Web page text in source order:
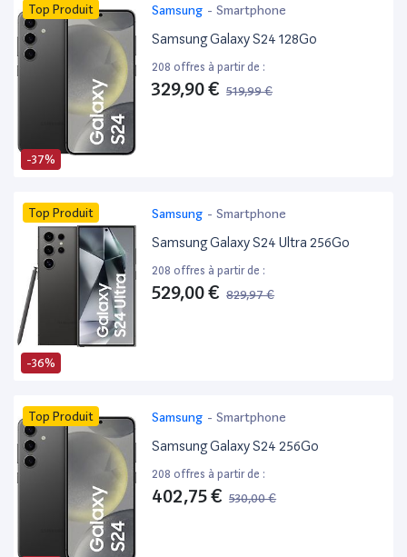
-37%
Top Produit Samsung - Smartphone
Samsung Galaxy S24 128Go
208 offres à partir de :
329,90 € 519,99 €
-36%
Top Produit Samsung - Smartphone
Samsung Galaxy S24 Ultra 256Go
208 offres à partir de :
529,00 € 829,97 €
Top Produit Samsung - Smartphone
Samsung Galaxy S24 256Go
208 offres à partir de :
402,75 € 530,00 €